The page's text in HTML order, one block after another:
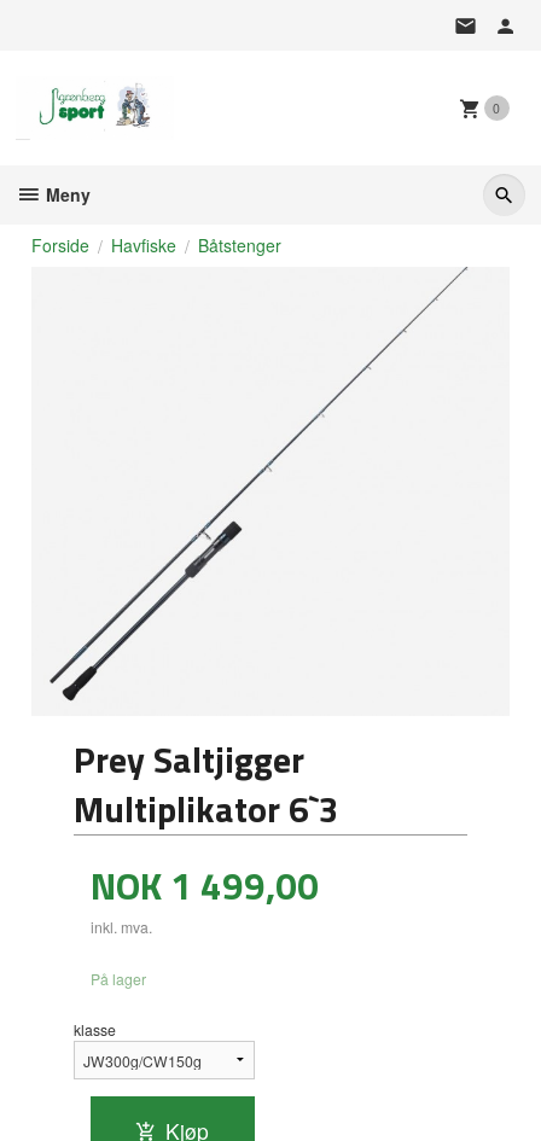
0
Meny
Forside Havfiske Båtstenger
Prey Saltjigger
Multiplikator 6`3
Pris
NOK1 499,00
inkl. mva.
På lager
klasse
Kjøp